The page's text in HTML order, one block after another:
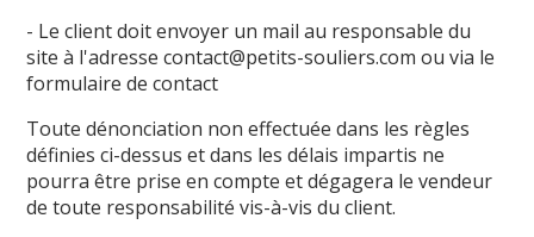
- Le client doit envoyer un mail au responsable du
site à l'adresse contact@petits-souliers.com ou via le
formulaire de contact
Toute dénonciation non effectuée dans les règles
définies ci-dessus et dans les délais impartis ne
pourra être prise en compte et dégagera le vendeur
de toute responsabilité vis-à-vis du client.